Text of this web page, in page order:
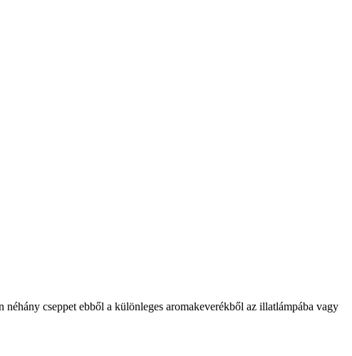
cseppet ebből a különleges aromakeverékből az illatlámpába vagy